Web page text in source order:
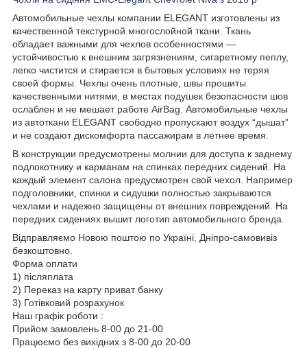
Автомобильные чехлы компании ELEGANT изготовлены из
качественной текстурной многослойной ткани. Ткань
обладает важными для чехлов особенностями —
устойчивостью к внешним загрязнениям, сигаретному пеплу,
легко чистится и стирается в бытовых условиях не теряя
своей формы. Чехлы очень плотные, швы прошиты
качественными нитями, в местах подушек безопасности шов
ослаблен и не мешает работе AirBag. Автомобильные чехлы
из автоткани ELEGANT свободно пропускают воздух “дышат”
и не создают дискомфорта пассажирам в летнее время.
В конструкции предусмотрены молнии для доступа к заднему
подлокотнику и карманам на спинках передних сидений. На
каждый элемент салона предусмотрен свой чехол. Например
подголовники, спинки и сидушки полностью закрываются
чехлами и надежно защищены от внешних повреждений. На
передних сидениях вышит логотип автомобильного бренда.
Відправляємо Новою поштою по Україні, Дніпро-самовивіз
безкоштовно.
Форма оплати
1) післяплата
2) Переказ на карту приват банку
3) Готівковий розрахунок
Наш графік роботи :
Прийом замовлень 8-00 до 21-00
Працюємо без вихідних з 8-00 до 20-00